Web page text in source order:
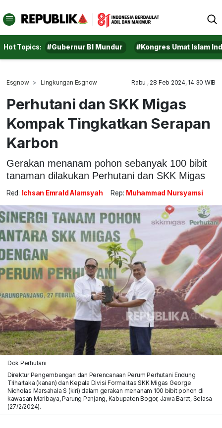
Hot Topics: #Gubernur BI Mundur #Kongres Umat Islam
Esgnow Lingkungan Esgnow Rabu , 28 Feb 2024, 14:30 WIB
Perhutani dan SKK Migas
Kompak Tingkatkan Serapan
Karbon
Gerakan menanam pohon sebanyak 100 bibit
tanaman dilakukan Perhutani dan SKK Migas
Red: Ichsan Emrald Alamsyah Rep: Muhammad Nursyamsi
Dok Perhutani
Direktur Pengembangan dan Perencanaan Perum Perhutani Endung
Trihartaka (kanan) dan Kepala Divisi Formalitas SKK Migas George
Nicholas Marsahala S (kiri) dalam gerakan menanam 100 bibit pohon di
kawasan Maribaya, Parung Panjang, Kabupaten Bogor, Jawa Barat, Selasa
(27/2/2024).